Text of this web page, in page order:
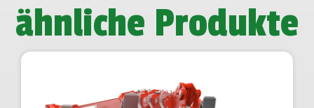
ähnliche Produkte